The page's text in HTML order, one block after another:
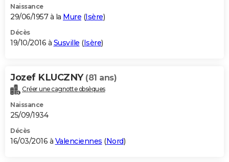
Naissance
29/06/1957 à la Mure (Isère)
Décès
19/10/2016 à Susville (Isère)
Jozef KLUCZNY (81 ans)
Créer une cagnotte obsèques
Naissance
25/09/1934
Décès
16/03/2016 à Valenciennes (Nord)